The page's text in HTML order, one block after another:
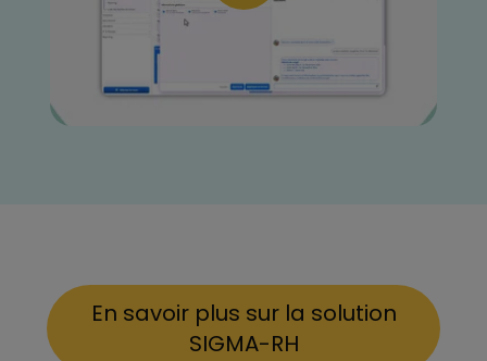
En savoir plus sur la solution
SIGMA-RH